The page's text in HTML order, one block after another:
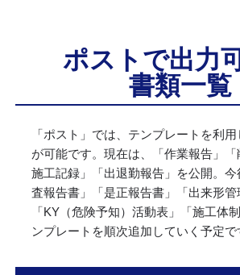
ポストで出力
書類一覧
「ポスト」では、テンプレートを利
が可能です。現在は、「作業報告」
施工記録」「出退勤報告」を公開。
査報告書」「是正報告書」「出来形管
「KY（危険予知）活動表」「施工体
ンプレートを順次追加していく予定で